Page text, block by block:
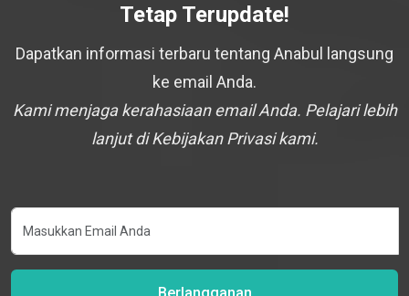
Tetap Terupdate!
Dapatkan informasi terbaru tentang Anabul langsung
ke email Anda.
Kami menjaga kerahasiaan email Anda. Pelajari lebih
lanjut di Kebijakan Privasi kami.
Berlangganan